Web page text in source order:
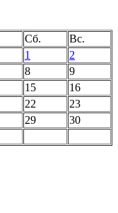
Сб.
Вс.
1
2
8
9
15
16
22
23
29
30